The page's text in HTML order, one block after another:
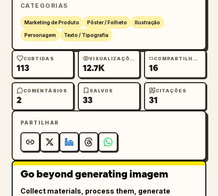
CATEGORIAS
Marketing de Produto Pôster / Folheto Ilustração
Personagem Texto / Tipografia
CURTIDAS
113
VISUALIZAÇÕES
12.7K
COMPARTILHAMENTOS
16
COMENTÁRIOS
2
SALVOS
33
CITAÇÕES
31
PARTILHAR
Go beyond generating imagem
Collect materials, process them, generate